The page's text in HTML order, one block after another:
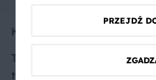
KatarzynaCh
Troszkę mi się złamał ale i
tak wyszło pyszne! Ze
PRZEJDŹ